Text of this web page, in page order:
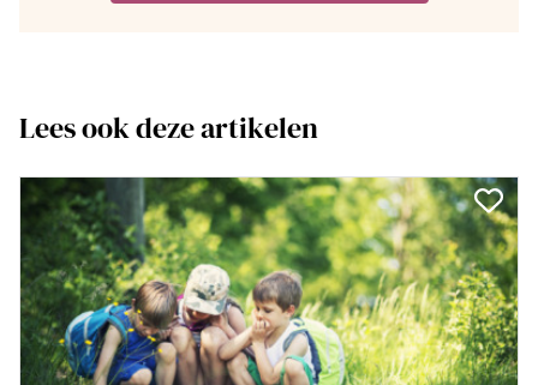
Lees ook deze artikelen